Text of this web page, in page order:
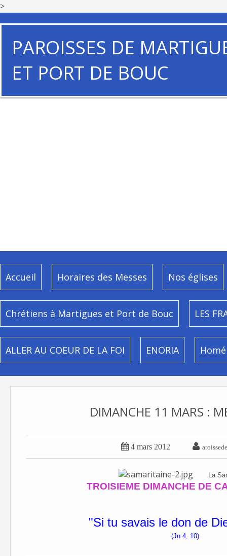
>
PAROISSES DE
ET PORT DE BOUC
Accueil Horaires des Messes Nos églises
Chrétiens à Martigues et Port de Bouc LES
ALLER AU COEUR DE LA FOI ENORIA
DIMANCHE 11 MARS :
 4 mars 2012 
La
TROISIEME DIMANCHE DE
"Si tu savais le don de
(Jn 4, 10)